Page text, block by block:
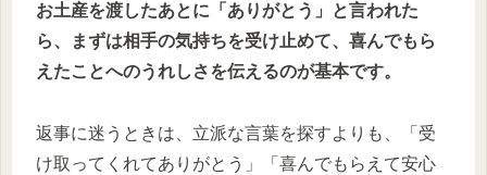
お土産を渡したあとに「ありがとう」と言われた
ら、まずは相手の気持ちを受け止めて、喜んでもら
えたことへのうれしさを伝えるのが基本です。
返事に迷うときは、立派な言葉を探すよりも、「受
け取ってくれてありがとう」「喜んでもらえて安心